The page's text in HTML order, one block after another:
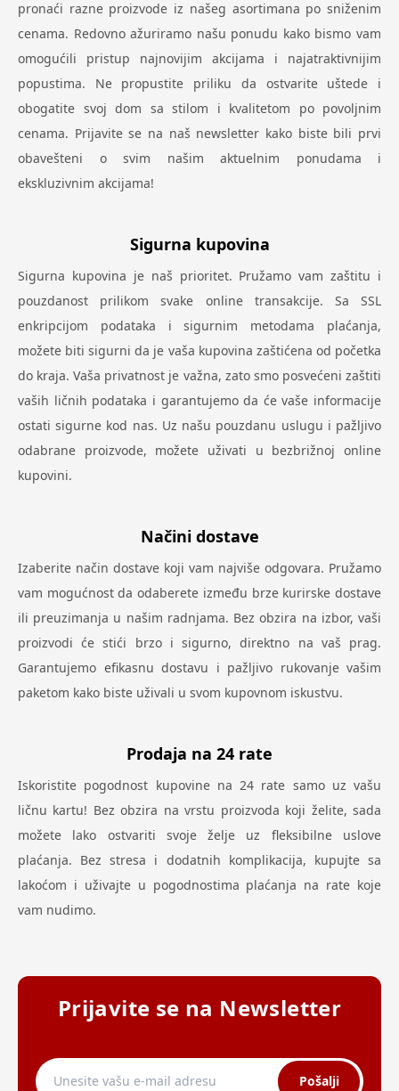
pronaći razne proizvode iz našeg asortimana po sniženim
cenama. Redovno ažuriramo našu ponudu kako bismo vam
omogućili pristup najnovijim akcijama i najatraktivnijim
popustima. Ne propustite priliku da ostvarite uštede i
obogatite svoj dom sa stilom i kvalitetom po povoljnim
cenama. Prijavite se na naš newsletter kako biste bili prvi
obavešteni o svim našim aktuelnim ponudama i
ekskluzivnim akcijama!
Sigurna kupovina
Sigurna kupovina je naš prioritet. Pružamo vam zaštitu i
pouzdanost prilikom svake online transakcije. Sa SSL
enkripcijom podataka i sigurnim metodama plaćanja,
možete biti sigurni da je vaša kupovina zaštićena od početka
do kraja. Vaša privatnost je važna, zato smo posvećeni zaštiti
vaših ličnih podataka i garantujemo da će vaše informacije
ostati sigurne kod nas. Uz našu pouzdanu uslugu i pažljivo
odabrane proizvode, možete uživati u bezbrižnoj online
kupovini.
Načini dostave
Izaberite način dostave koji vam najviše odgovara. Pružamo
vam mogućnost da odaberete između brze kurirske dostave
ili preuzimanja u našim radnjama. Bez obzira na izbor, vaši
proizvodi će stići brzo i sigurno, direktno na vaš prag.
Garantujemo efikasnu dostavu i pažljivo rukovanje vašim
paketom kako biste uživali u svom kupovnom iskustvu.
Prodaja na 24 rate
Iskoristite pogodnost kupovine na 24 rate samo uz vašu
ličnu kartu! Bez obzira na vrstu proizvoda koji želite, sada
možete lako ostvariti svoje želje uz fleksibilne uslove
plaćanja. Bez stresa i dodatnih komplikacija, kupujte sa
lakoćom i uživajte u pogodnostima plaćanja na rate koje
vam nudimo.
Prijavite se na Newsletter
Pošalji